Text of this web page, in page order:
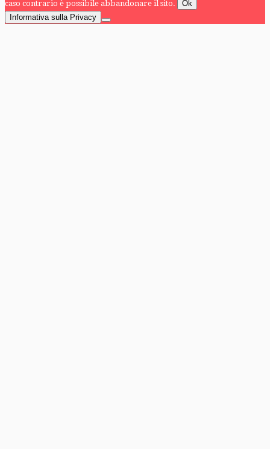
caso contrario è possibile abbandonare il sito.
Ok
Informativa sulla Privacy